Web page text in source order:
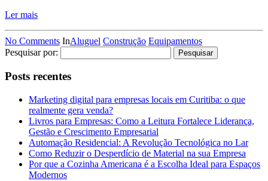
Ler mais
No Comments InAluguel Construção Equipamentos
Pesquisar por:
Posts recentes
Marketing digital para empresas locais em Curitiba: o que
realmente gera venda?
Livros para Empresas: Como a Leitura Fortalece Liderança,
Gestão e Crescimento Empresarial
Automação Residencial: A Revolução Tecnológica no Lar
Como Reduzir o Desperdício de Material na sua Empresa
Por que a Cozinha Americana é a Escolha Ideal para Espaços
Modernos